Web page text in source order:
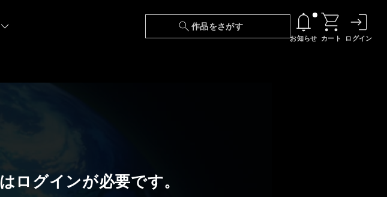
作品をさがす
お知らせ
05/14
【日本語字幕】【セリフ検索】新規追加のお知
カート ログイン
ログインが必要です。